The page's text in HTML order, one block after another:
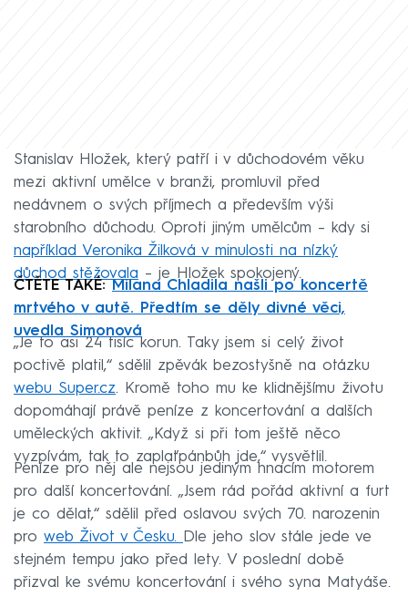
Stanislav Hložek, který patří i v důchodovém věku
mezi aktivní umělce v branži, promluvil před
nedávnem o svých příjmech a především výši
starobního důchodu. Oproti jiným umělcům – kdy si
například Veronika Žilková v minulosti na nízký
důchod stěžovala – je Hložek spokojený.
ČTĚTE TAKÉ: Milana Chladila našli po koncertě
mrtvého v autě. Předtím se děly divné věci,
uvedla Simonová
„Je to asi 24 tisíc korun. Taky jsem si celý život
poctivě platil,“ sdělil zpěvák bezostyšně na otázku
webu Super.cz. Kromě toho mu ke klidnějšímu životu
dopomáhají právě peníze z koncertování a dalších
uměleckých aktivit. „Když si při tom ještě něco
vyzpívám, tak to zaplaťpánbůh jde,“ vysvětlil.
Peníze pro něj ale nejsou jediným hnacím motorem
pro další koncertování. „Jsem rád pořád aktivní a furt
je co dělat,“ sdělil před oslavou svých 70. narozenin
pro web Život v Česku. Dle jeho slov stále jede ve
stejném tempu jako před lety. V poslední době
přizval ke svému koncertování i svého syna Matyáše.